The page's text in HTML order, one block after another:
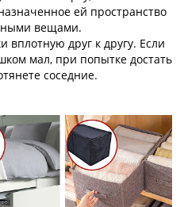
ей пространство
вещами.
вплотную друг к другу. Если
мал, при попытке достать
соседние.